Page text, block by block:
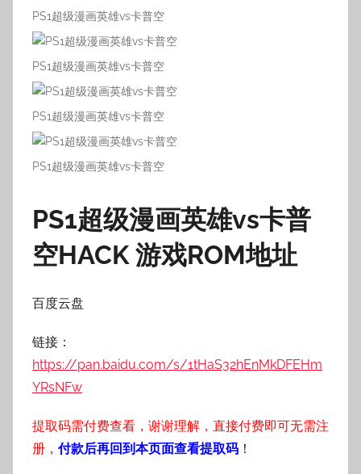
PS1超级漫画英雄vs卡普空
PS1超级漫画英雄vs卡普空
PS1超级漫画英雄vs卡普空
PS1超级漫画英雄vs卡普空
PS1超级漫画英雄vs卡普
空HACK 游戏ROM地址
百度云盘
链接：
https://pan.baidu.com/s/1tHaS32hEnMkDFEHm
YRsNFw
提取码需付费查看，谢谢理解，直接付费即可无需注
册， 付款后再回到本页面查看提取码 ！